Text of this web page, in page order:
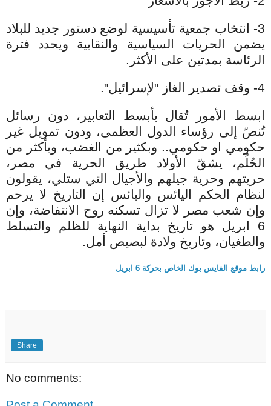
3- انتخاب جمعية تأسيسية لوضع دستور جديد للبلاد
يضمن الحريات السياسية والنقابية ويحدد فترة
الرئاسة بمدتين على الأكثر.
4- وقف تصدير الغاز "لإسرائيل".
ابسط الأمور تُقال بأبسط التعابير، دون رسائل
تُنصّ إلى رؤساء الدول العظمى، ودون تمويل غير
حكومي او حكومي.. وبكثير من الغضب، وبأكثر من
الحُلُم، يشقّ الأولاد طريق الحرية في مصر،
حريتهم وحرية جيلهم والأجيال التي ستلي، يقولون
لنظام الحكم اليائس والبائس إن التاريخ لا يرحم
وإن شعب مصر لا تزال تسكنه روح الانتفاضة، وإن
6 ابريل هو تاريخ بداية النهاية للظلم والتسلط
والطغيان، وتاريخ ولادة لبصيص أمل.
رابط موقع الفايس بوك الخاص بحركة 6 ابريل
Share
No comments: